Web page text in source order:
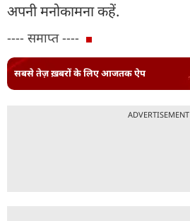
अपनी मनोकामना कहें.
---- समाप्त ----
सबसे तेज़ ख़बरों के लिए आजतक ऐप
ADVERTISEMENT